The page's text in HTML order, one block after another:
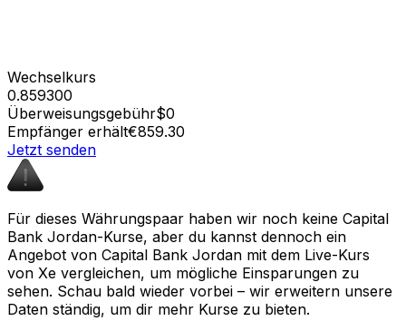
Wechselkurs
0.859300
Überweisungsgebühr$0
Empfänger erhält€859.30
Jetzt senden
Für dieses Währungspaar haben wir noch keine Capital
Bank Jordan-Kurse, aber du kannst dennoch ein
Angebot von Capital Bank Jordan mit dem Live-Kurs
von Xe vergleichen, um mögliche Einsparungen zu
sehen. Schau bald wieder vorbei – wir erweitern unsere
Daten ständig, um dir mehr Kurse zu bieten.